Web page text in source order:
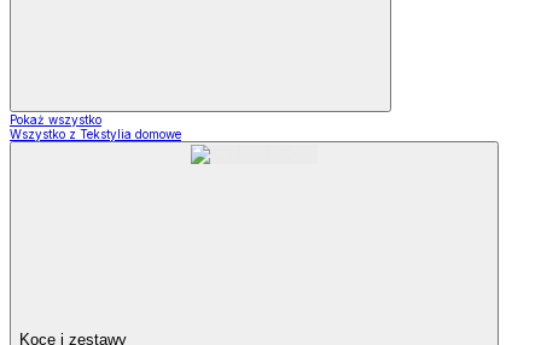
Pokaż wszystko
Wszystko z Tekstylia domowe
Koce i zestawy